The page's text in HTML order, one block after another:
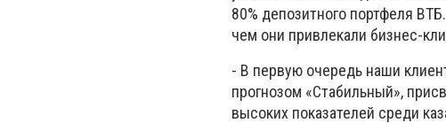
80% депозитного портфеля
чем они привлекали бизнес-
- В первую очередь наши
прогнозом «Стабильный»,
высоких показателей среди